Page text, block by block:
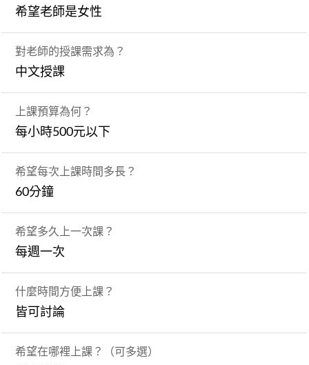
希望老師是女性
對老師的授課需求為？
中文授課
上課預算為何？
每小時500元以下
希望每次上課時間多長？
60分鐘
希望多久上一次課？
每週一次
什麼時間方便上課？
皆可討論
希望在哪裡上課？（可多選）